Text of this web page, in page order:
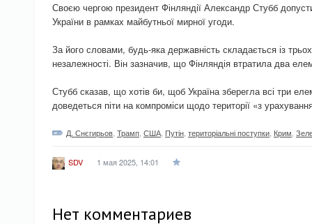
Своєю чергою президент Фінляндії Александр Стубб
України в рамках майбутньої мирної угоди.
За його словами, будь-яка державність складається із
незалежності. Він зазначив, що Фінляндія втратила два
Стубб сказав, що хотів би, щоб Україна зберегла всі три
доведеться піти на компроміси щодо території «з
Д. Снєгирьов Трамп США Путін територіальні поступки Крим
SDV 1 мая 2025, 14:01
Нет комментариев